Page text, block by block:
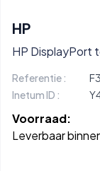
HP
HP DisplayPort
Referentie :
Inetum ID :
Voorraad:
Leverbaar